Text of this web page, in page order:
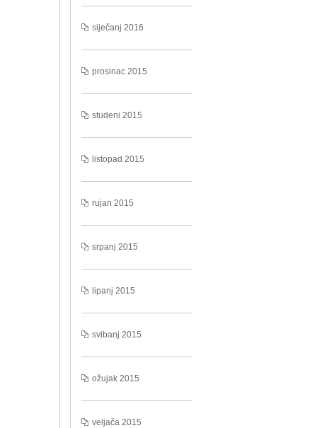
siječanj 2016
prosinac 2015
studeni 2015
listopad 2015
rujan 2015
srpanj 2015
lipanj 2015
svibanj 2015
ožujak 2015
veljača 2015